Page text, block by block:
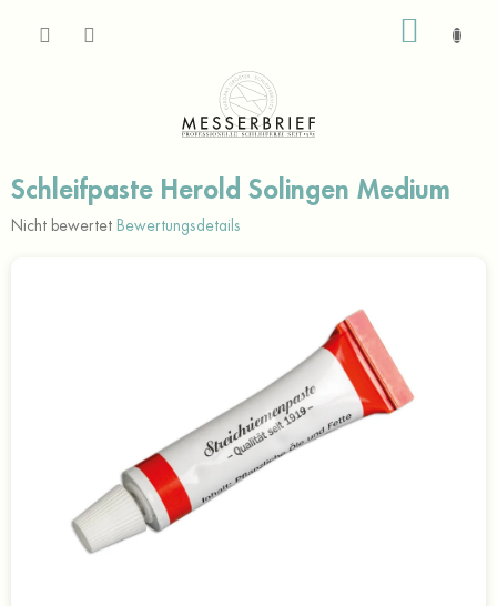
Schleifpaste Herold Solingen Medium
Die
Nicht bewertet Bewertungsdetails